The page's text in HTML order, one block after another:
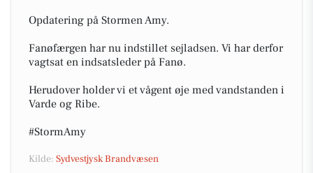
Opdatering på Stormen Amy.
Fanøfærgen har nu indstillet sejladsen. Vi har derfor
vagtsat en indsatsleder på Fanø.
Herudover holder vi et vågent øje med vandstanden i
Varde og Ribe.
#StormAmy
Kilde: Sydvestjysk Brandvæsen